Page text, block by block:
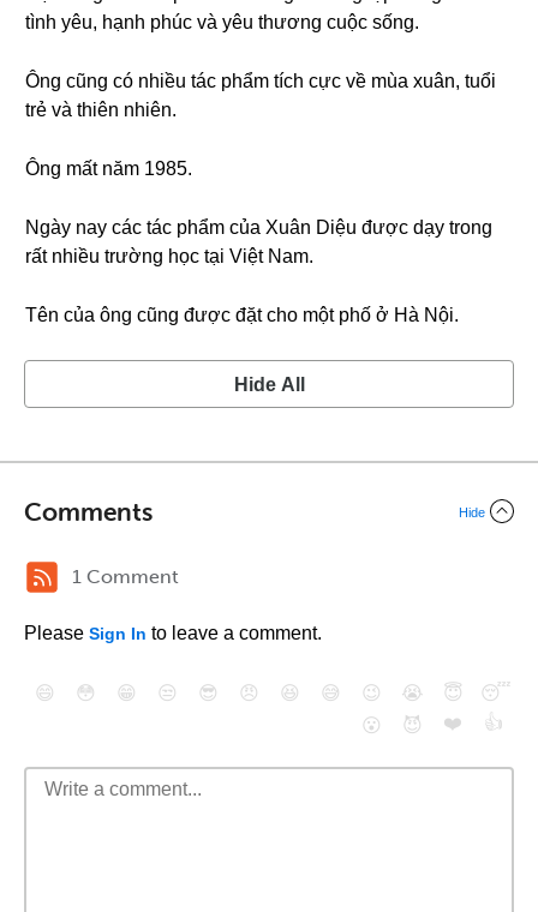
tình yêu, hạnh phúc và yêu thương cuộc sống.
Ông cũng có nhiều tác phẩm tích cực về mùa xuân, tuổi
trẻ và thiên nhiên.
Ông mất năm 1985.
Ngày nay các tác phẩm của Xuân Diệu được dạy trong
rất nhiều trường học tại Việt Nam.
Tên của ông cũng được đặt cho một phố ở Hà Nội.
Hide All
Comments Hide
1 Comment
Please Sign In to leave a comment.
😄 😳 😁 😒 😎 😠 😆 😅 😉 😭 😇
😴
😮
😈 ❤️ 👍